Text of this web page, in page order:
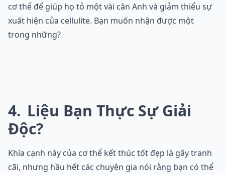
cơ thể để giúp họ tỏ một vài cân Anh và giảm thiểu sự
xuất hiện của cellulite. Bạn muốn nhận được một
trong những?
4 Liệu Bạn Thực Sự Giải
Độc?
Khía cạnh này của cơ thể kết thúc tốt đẹp là gây tranh
cãi, nhưng hầu hết các chuyên gia nói rằng bạn có thể